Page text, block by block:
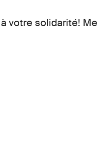
votre solidarité!